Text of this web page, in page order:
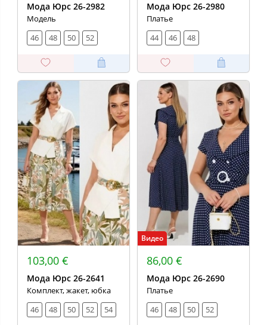
Мода Юрс 26-2982
Модель
46
48 50 52
Мода Юрс 26-2980
Платье
44
46 48
103,00 €
Мода Юрс 26-2641
Комплект, жакет, юбка
46
48 50 52 54
Видео
86,00 €
Мода Юрс 26-2690
Платье
46
48 50 52